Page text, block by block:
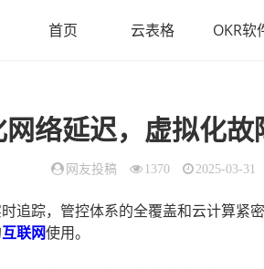
首页 云表格 OKR软
络延迟，虚拟化故
网友投稿 1370 2025-03-31
追踪，管控体系的全覆盖和云计算紧
互联网使用。